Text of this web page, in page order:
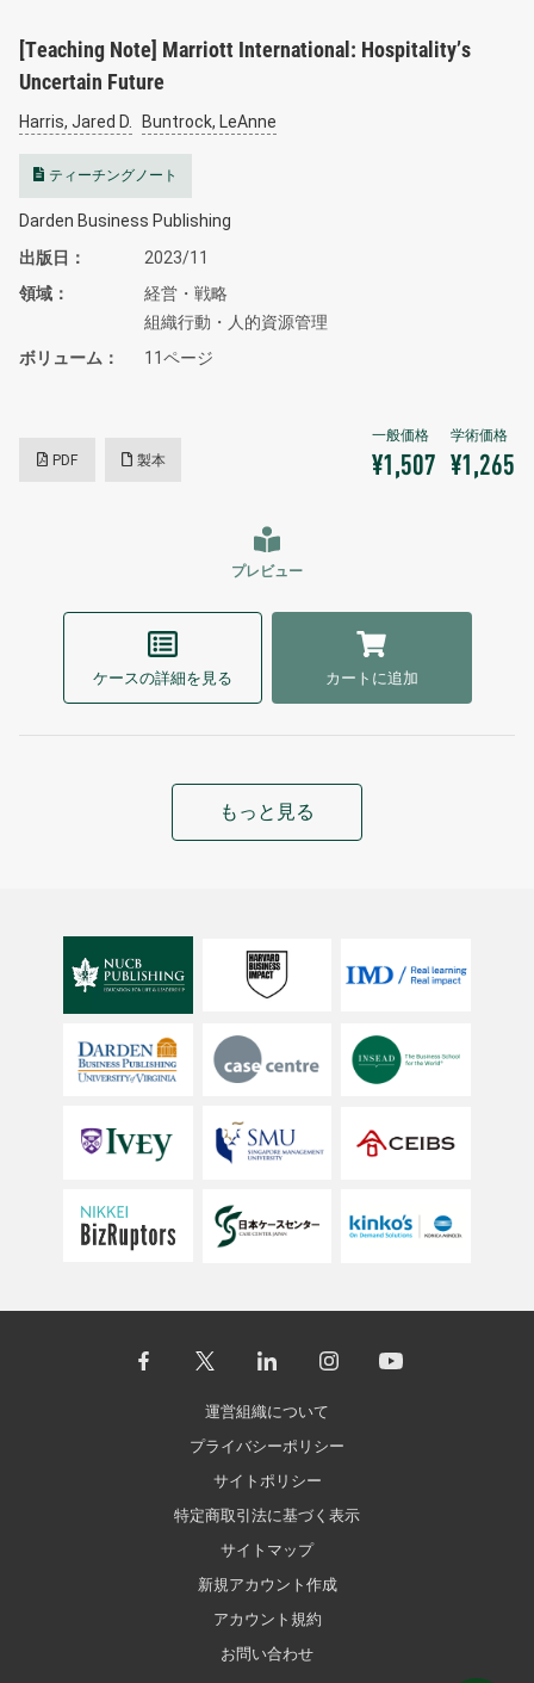
[Teaching Note] Marriott International: Hospitality’s
Uncertain Future
Harris, Jared D. Buntrock, LeAnne
ティーチングノート
Darden Business Publishing
出版日
2023/11
領域
経営・戦略
組織行動・人的資源管理
ボリューム
11ページ
PDF 製本 ¥1,507 ¥1,265
プレビュー
ケースの詳細を見る カートに追加
もっと見る
運営組織について
プライバシーポリシー
サイトポリシー
特定商取引法に基づく表示
サイトマップ
新規アカウント作成
アカウント規約
お問い合わせ